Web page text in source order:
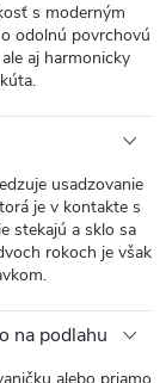
s moderným
odolnú povrchovú
aj harmonicky
usadzovanie
je v kontakte s
stekajú a sklo sa
rokoch je však
na podlahu